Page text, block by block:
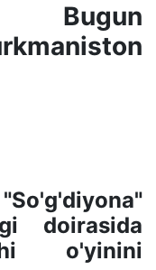
Bugun
doirasida
o'yinini